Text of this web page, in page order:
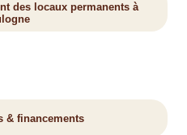
des locaux permanents à
& financements